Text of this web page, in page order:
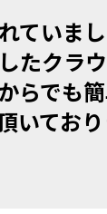
ていまし
たクラ
らでも
いており